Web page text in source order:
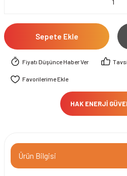
Sepete Ekle
Fiyatı Düşünce Haber Ver
HAK ENERJİ
Ürün Bilgisi